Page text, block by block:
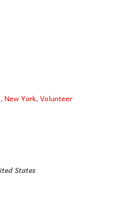
, New York, Volunteer
States